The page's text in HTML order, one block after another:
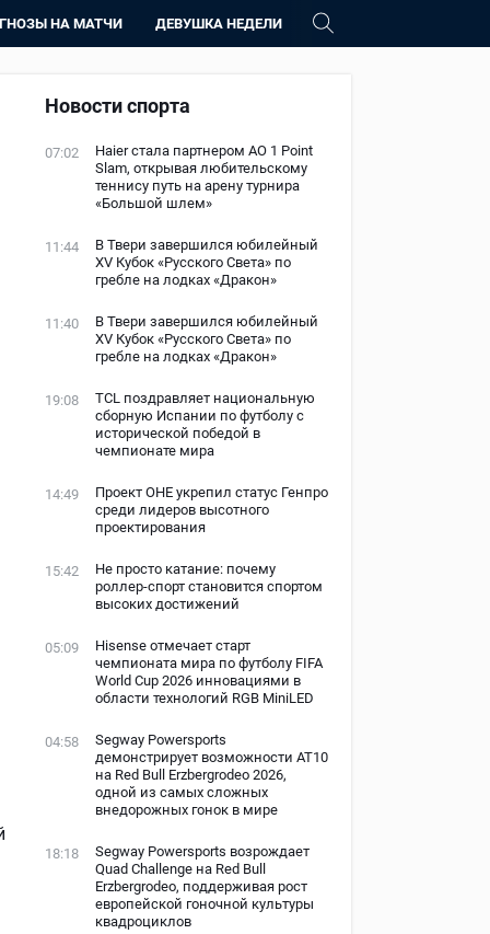
НА МАТЧИ ДЕВУШКА НЕДЕЛИ
Новости спорта
07:02
Haier стала партнером AO 1 Point
Slam, открывая любительскому
теннису путь на арену турнира
«Большой шлем»
11:44
В Твери завершился юбилейный
XV Кубок «Русского Света» по
гребле на лодках «Дракон»
11:40
В Твери завершился юбилейный
XV Кубок «Русского Света» по
гребле на лодках «Дракон»
19:08
TCL поздравляет национальную
сборную Испании по футболу с
исторической победой в
чемпионате мира
14:49
Проект ОНЕ укрепил статус Генпро
среди лидеров высотного
проектирования
15:42
Не просто катание: почему
роллер-спорт становится спортом
высоких достижений
05:09
Hisense отмечает старт
чемпионата мира по футболу FIFA
World Cup 2026 инновациями в
области технологий RGB MiniLED
04:58
Segway Powersports
демонстрирует возможности AT10
на Red Bull Erzbergrodeo 2026,
одной из самых сложных
внедорожных гонок в мире
18:18
Segway Powersports возрождает
Quad Challenge на Red Bull
Erzbergrodeo, поддерживая рост
европейской гоночной культуры
квадроциклов